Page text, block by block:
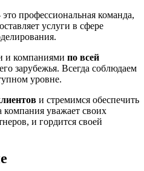
это профессиональная команда,
услуги в сфере
и компаниями по всей
зарубежья. Всегда соблюдаем
уровне.
и стремимся обеспечить
компания уважает своих
и гордится своей